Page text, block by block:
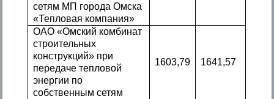
сетям МП города Омска
«Тепловая компания»
ОАО «Омский комбинат
строительных
конструкций» при
передаче тепловой
энергии по
собственным сетям
1603,79 1641,57